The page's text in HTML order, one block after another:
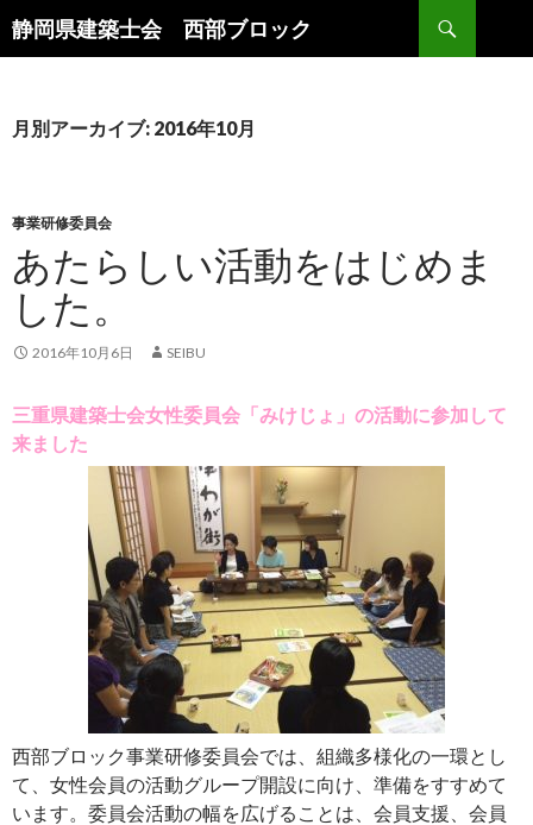
静岡県建築士会 西部ブロック
検
索
ン
キ
ッ
プ
月別アーカイブ: 2016年10月
事業研修委員会
あたらしい活動をはじめま
した。
2016年10月6日 SEIBU
三重県建築士会女性委員会「みけじょ」の活動に参加して
来ました
西部ブロック事業研修委員会では、組織多様化の一環とし
て、女性会員の活動グループ開設に向け、準備をすすめて
います。委員会活動の幅を広げることは、会員支援、会員